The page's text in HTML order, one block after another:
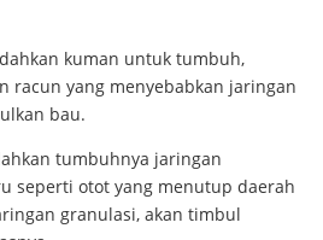
kuman untuk tumbuh,
racun yang menyebabkan jaringan
bau.
tumbuhnya jaringan
seperti otot yang menutup daerah
granulasi, akan timbul